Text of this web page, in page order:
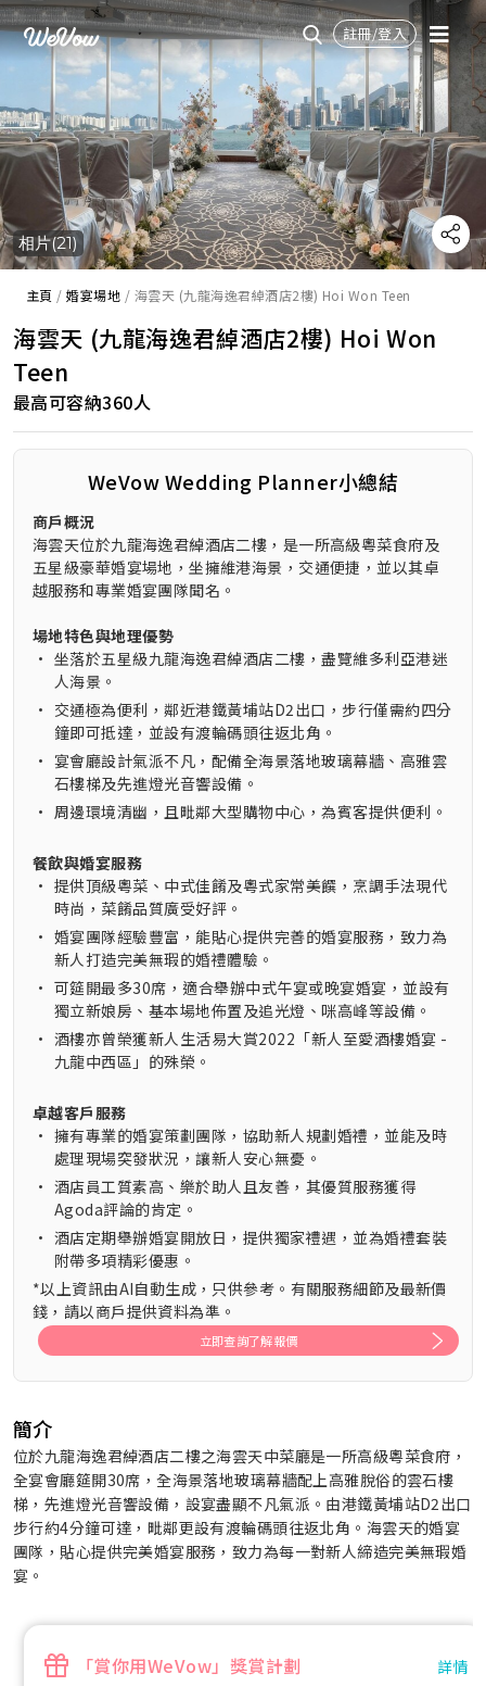
註冊/登入
相片(21)
主頁 /婚宴場地 / 海雲天 (九龍海逸君綽酒店2樓) Hoi Won Teen
海雲天 (九龍海逸君綽酒店2樓) Hoi Won
Teen
最高可容納360人
WeVow Wedding Planner小總結
商戶概況
海雲天位於九龍海逸君綽酒店二樓，是一所高級粵菜食府及
五星級豪華婚宴場地，坐擁維港海景，交通便捷，並以其卓
越服務和專業婚宴團隊聞名。
場地特色與地理優勢
• 坐落於五星級九龍海逸君綽酒店二樓，盡覽維多利亞港迷
人海景。
• 交通極為便利，鄰近港鐵黃埔站D2出口，步行僅需約四分
鐘即可抵達，並設有渡輪碼頭往返北角。
• 宴會廳設計氣派不凡，配備全海景落地玻璃幕牆、高雅雲
石樓梯及先進燈光音響設備。
• 周邊環境清幽，且毗鄰大型購物中心，為賓客提供便利。
餐飲與婚宴服務
• 提供頂級粵菜、中式佳餚及粵式家常美饌，烹調手法現代
時尚，菜餚品質廣受好評。
• 婚宴團隊經驗豐富，能貼心提供完善的婚宴服務，致力為
新人打造完美無瑕的婚禮體驗。
• 可筵開最多30席，適合舉辦中式午宴或晚宴婚宴，並設有
獨立新娘房、基本場地佈置及追光燈、咪高峰等設備。
• 酒樓亦曾榮獲新人生活易大賞2022「新人至愛酒樓婚宴 -
九龍中西區」的殊榮。
卓越客戶服務
• 擁有專業的婚宴策劃團隊，協助新人規劃婚禮，並能及時
處理現場突發狀況，讓新人安心無憂。
• 酒店員工質素高、樂於助人且友善，其優質服務獲得
Agoda評論的肯定。
• 酒店定期舉辦婚宴開放日，提供獨家禮遇，並為婚禮套裝
附帶多項精彩優惠。
*以上資訊由AI自動生成，只供參考。有關服務細節及最新價
錢，請以商戶提供資料為準。
立即查詢了解報價
簡介
位於九龍海逸君綽酒店二樓之海雲天中菜廳是一所高級粵菜食府，
全宴會廳筵開30席，全海景落地玻璃幕牆配上高雅脫俗的雲石樓
梯，先進燈光音響設備，設宴盡顯不凡氣派。由港鐵黃埔站D2出口
步行約4分鐘可達，毗鄰更設有渡輪碼頭往返北角。海雲天的婚宴
團隊，貼心提供完美婚宴服務，致力為每一對新人締造完美無瑕婚
宴。
「賞你用WeVow」獎賞計劃 詳情